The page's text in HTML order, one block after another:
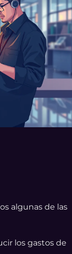
algunas de las
los gastos de